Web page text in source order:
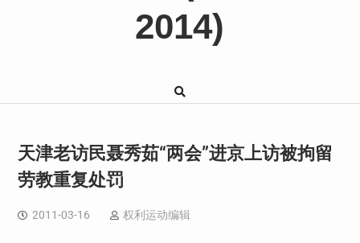
2014)
天津老访民聂秀茹“两会”进京上访被拘留
劳教重复处罚
2011-03-16 权利运动编辑